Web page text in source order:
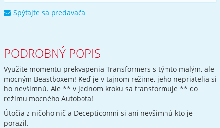
Spýtajte sa predavača
PODROBNÝ POPIS
Využite momentu prekvapenia Transformers s týmto malým, ale
mocným Beastboxem! Keď je v tajnom režime, jeho nepriatelia si
ho nevšimnú. Ale ** v jednom kroku sa transformuje ** do
režimu mocného Autobota!
Útočia z ničoho nič a Decepticonmi si ani nevšimnú kto je
porazil.